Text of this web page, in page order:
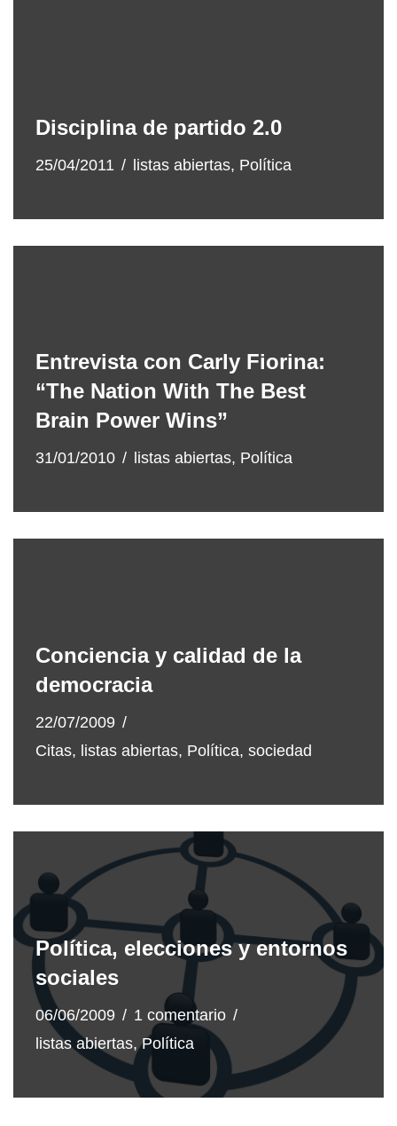
Disciplina de partido 2.0
25/04/2011 listas abiertas, Política
Entrevista con Carly Fiorina:
“The Nation With The Best
Brain Power Wins”
31/01/2010 listas abiertas, Política
Conciencia y calidad de la
democracia
22/07/2009
Citas, listas abiertas, Política, sociedad
Política, elecciones y entornos
sociales
06/06/2009
1 comentario
listas abiertas,Política